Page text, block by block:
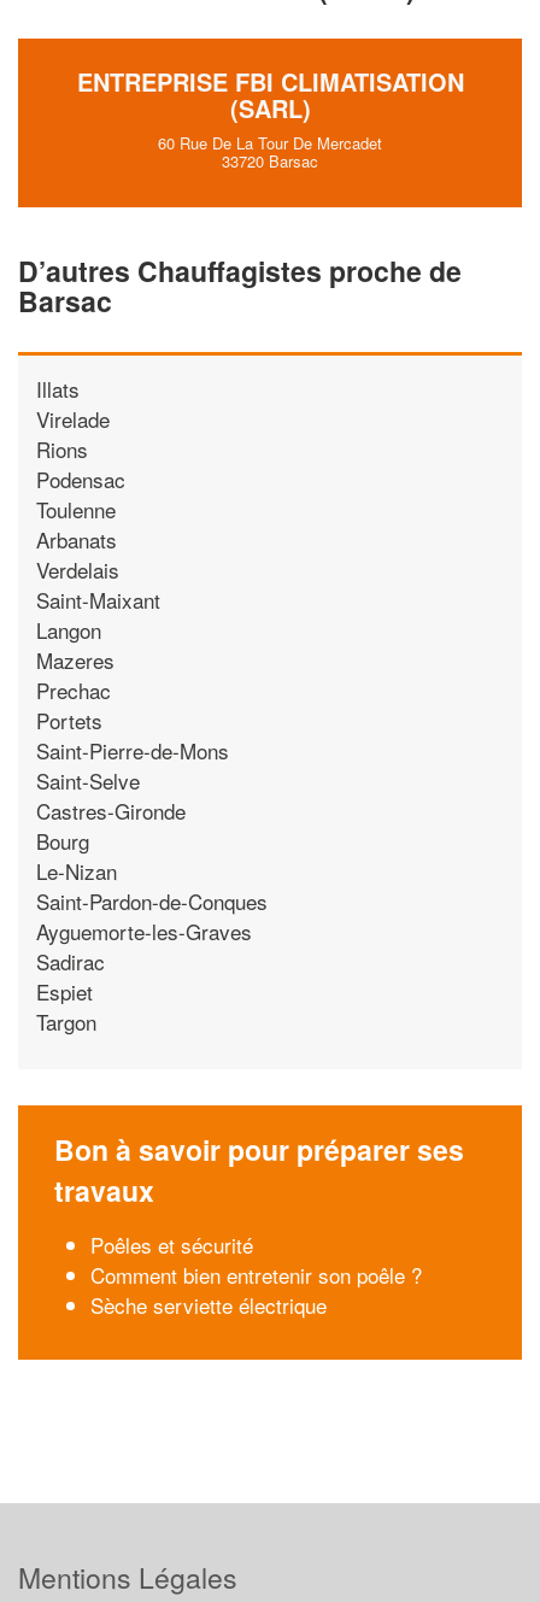
ENTREPRISE FBI CLIMATISATION
(SARL)
60 Rue De La Tour De Mercadet
33720 Barsac
D’autres Chauffagistes proche de
Barsac
Illats
Virelade
Rions
Podensac
Toulenne
Arbanats
Verdelais
Saint-Maixant
Langon
Mazeres
Prechac
Portets
Saint-Pierre-de-Mons
Saint-Selve
Castres-Gironde
Bourg
Le-Nizan
Saint-Pardon-de-Conques
Ayguemorte-les-Graves
Sadirac
Espiet
Targon
Bon à savoir pour préparer ses
travaux
Poêles et sécurité
Comment bien entretenir son poêle ?
Sèche serviette électrique
En savoir plus
Mentions Légales